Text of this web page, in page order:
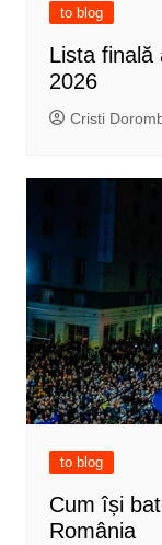
to blog
Lista finală
2026
Cristi
to blog
Cum își
România